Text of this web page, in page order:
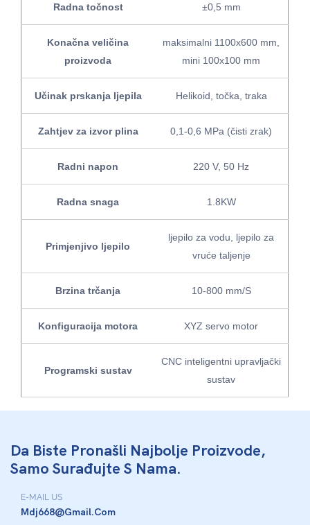
Radna točnost ±0,5 mm
Konačna veličina
proizvoda
maksimalni 1100x600 mm,
mini 100x100 mm
Učinak prskanja ljepila Helikoid, točka, traka
Zahtjev za izvor plina 0,1-0,6 MPa (čisti zrak)
Radni napon 220 V, 50 Hz
Radna snaga 1.8KW
Primjenjivo ljepilo
ljepilo za vodu, ljepilo za
vruće taljenje
Brzina trčanja 10-800 mm/S
Konfiguracija motora XYZ servo motor
Programski sustav
CNC inteligentni upravljački
sustav
Da Biste Pronašli Najbolje Proizvode,
Samo Surađujte S Nama.
E-MAIL US
Mdj668@gmail.com